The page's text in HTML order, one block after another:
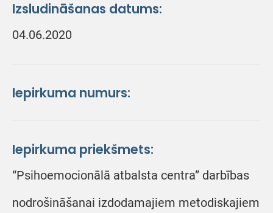
Izsludināšanas datums:
04.06.2020
Iepirkuma numurs:
Iepirkuma priekšmets:
“Psihoemocionālā atbalsta centra” darbības
nodrošināšanai izdodamajiem metodiskajiem